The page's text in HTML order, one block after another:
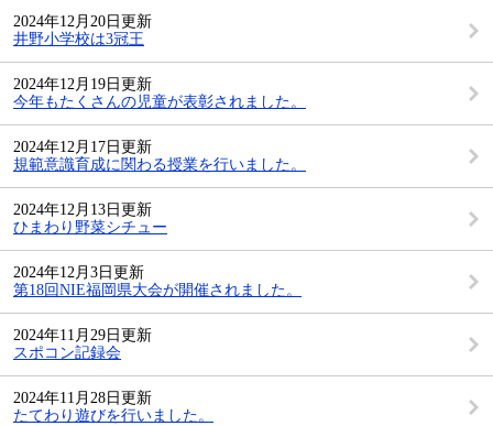
2024年12月20日更新
井野小学校は3冠王
2024年12月19日更新
今年もたくさんの児童が表彰されました。
2024年12月17日更新
規範意識育成に関わる授業を行いました。
2024年12月13日更新
ひまわり野菜シチュー
2024年12月3日更新
第18回NIE福岡県大会が開催されました。
2024年11月29日更新
スポコン記録会
2024年11月28日更新
たてわり遊びを行いました。